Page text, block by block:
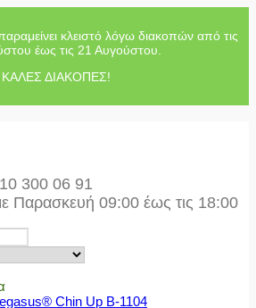
κλειστό λόγω διακοπών από τις
έως τις 21 Αυγούστου.
ΚΑΛΕΣ ΔΙΑΚΟΠΕΣ!
300 06 91
Παρασκευή 09:00 έως τις 18:00